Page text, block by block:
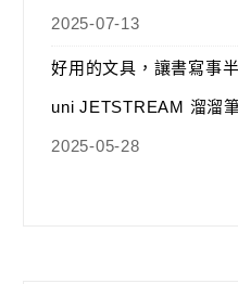
2025-07-13
好用的文具，讓書寫事
uni JETSTREAM 溜溜
2025-05-28